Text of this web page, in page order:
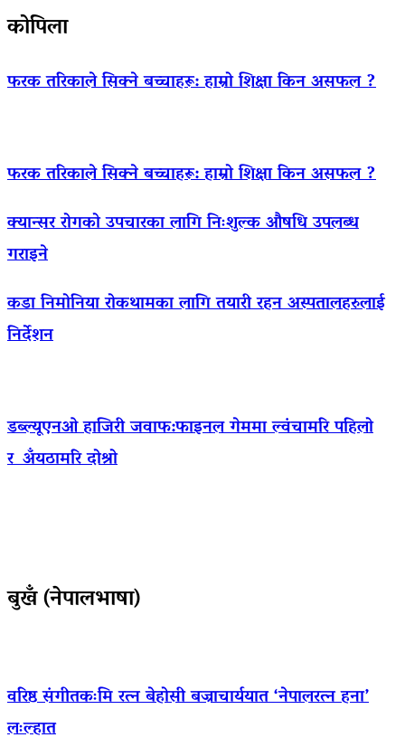
कोपिला
फरक तरिकाले सिक्ने बच्चाहरू: हाम्रो शिक्षा किन असफल ?
फरक तरिकाले सिक्ने बच्चाहरू: हाम्रो शिक्षा किन असफल ?
क्यान्सर रोगको उपचारका लागि निःशुल्क औषधि उपलब्ध
गराइने
कडा निमोनिया रोकथामका लागि तयारी रहन अस्पतालहरुलाई
निर्देशन
डब्ल्यूएनओ हाजिरी जवाफ:फाइनल गेममा ल्वंचामरि पहिलो
र अँयठामरि दोश्रो
बुखँ (नेपालभाषा)
वरिष्ठ संगीतकःमि रत्न बेहोसी बज्राचार्ययात ‘नेपालरत्न हना’
लःल्हात